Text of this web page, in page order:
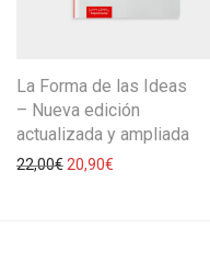
La Forma de las Ideas
– Nueva edición
actualizada y ampliada
22,00€ 20,90€